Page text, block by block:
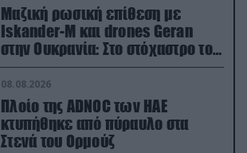
Μαζική ρωσική επίθεση με
Iskander-M και drones Geran
στην Ουκρανία: Στο στόχαστρο το
εργοστάσιο των Flamingo
08.08.2026
Πλοίο της ADNOC των ΗΑΕ
κτυπήθηκε από πύραυλο στα
Στενά του Ορμούζ